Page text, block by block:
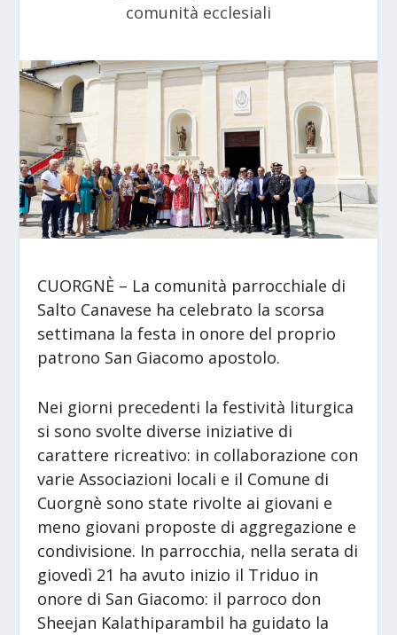
comunità ecclesiali
CUORGNÈ – La comunità parrocchiale di
Salto Canavese ha celebrato la scorsa
settimana la festa in onore del proprio
patrono San Giacomo apostolo.
Nei giorni precedenti la festività liturgica
si sono svolte diverse iniziative di
carattere ricreativo: in collaborazione con
varie Associazioni locali e il Comune di
Cuorgnè sono state rivolte ai giovani e
meno giovani proposte di aggregazione e
condivisione. In parrocchia, nella serata di
giovedì 21 ha avuto inizio il Triduo in
onore di San Giacomo: il parroco don
Sheejan Kalathiparambil ha guidato la